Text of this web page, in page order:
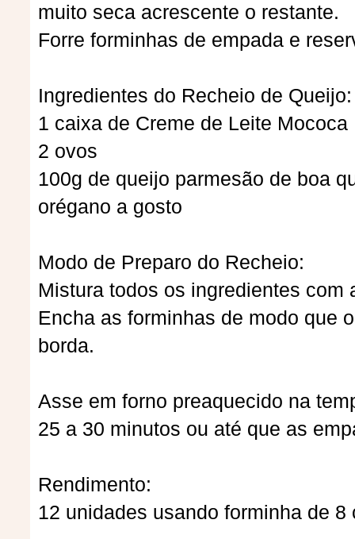
muito seca acrescente o restante.
Forre forminhas de empada e
Ingredientes do Recheio de Queijo:
1 caixa de Creme de Leite Mococa
2 ovos
100g de queijo parmesão de boa
orégano a gosto
Modo de Preparo do Recheio:
Mistura todos os ingredientes com
Encha as forminhas de modo que
borda.
Asse em forno preaquecido na
25 a 30 minutos ou até que as
Rendimento:
12 unidades usando forminha de 8